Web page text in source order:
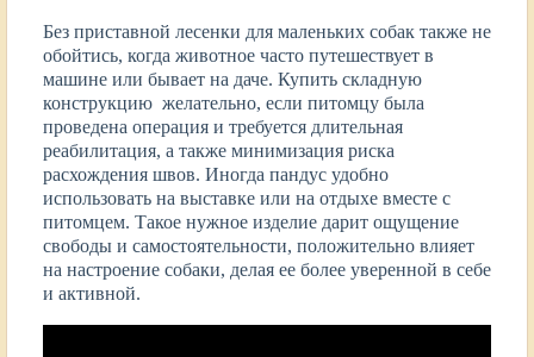
Без приставной лесенки для маленьких собак также не
обойтись, когда животное часто путешествует в
машине или бывает на даче. Купить складную
конструкцию желательно, если питомцу была
проведена операция и требуется длительная
реабилитация, а также минимизация риска
расхождения швов. Иногда пандус удобно
использовать на выставке или на отдыхе вместе с
питомцем. Такое нужное изделие дарит ощущение
свободы и самостоятельности, положительно влияет
на настроение собаки, делая ее более уверенной в себе
и активной.